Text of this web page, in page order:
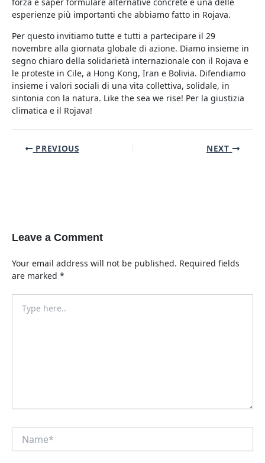
esperienze più importanti che abbiamo fatto in Rojava.
Per questo invitiamo tutte e tutti a partecipare il 29
novembre alla giornata globale di azione. Diamo insieme in
segno chiaro della solidarietà internazionale con il Rojava e
le proteste in Cile, a Hong Kong, Iran e Bolivia. Difendiamo
insieme i valori sociali di una vita collettiva, solidale, in
sintonia con la natura. Like the sea we rise! Per la giustizia
climatica e il Rojava!
Post PREVIOUS NEXT
Leave a Comment
Your email address will not be published. Required fields
are marked *
here..